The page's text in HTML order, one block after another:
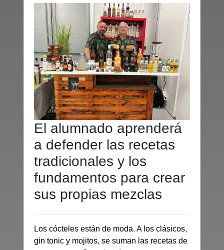
El alumnado aprenderá
a defender las recetas
tradicionales y los
fundamentos para crear
sus propias mezclas
Los cócteles están de moda. A los clásicos,
gin tonic y mojitos, se suman las recetas de